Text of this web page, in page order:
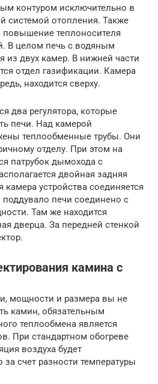
контуром исключительно в
системой отопления. Также
повышение теплоносителя
В целом печь с водяным
из двух камер. В нижней части
отдел газификации. Камера
находится сверху.
два регулятора, которые
печи. Над камерой
теплообменные трубы. Они
отделу. При этом на
патрубок дымохода с
двойная задняя
камера устройства соединяется
печи соединено с
Там же находится
дверца. За передней стенкой
камина с
мощности и размера вы не
камин, обязательным
теплообмена является
При стандартном обогреве
воздуха будет
за счет разности температуры